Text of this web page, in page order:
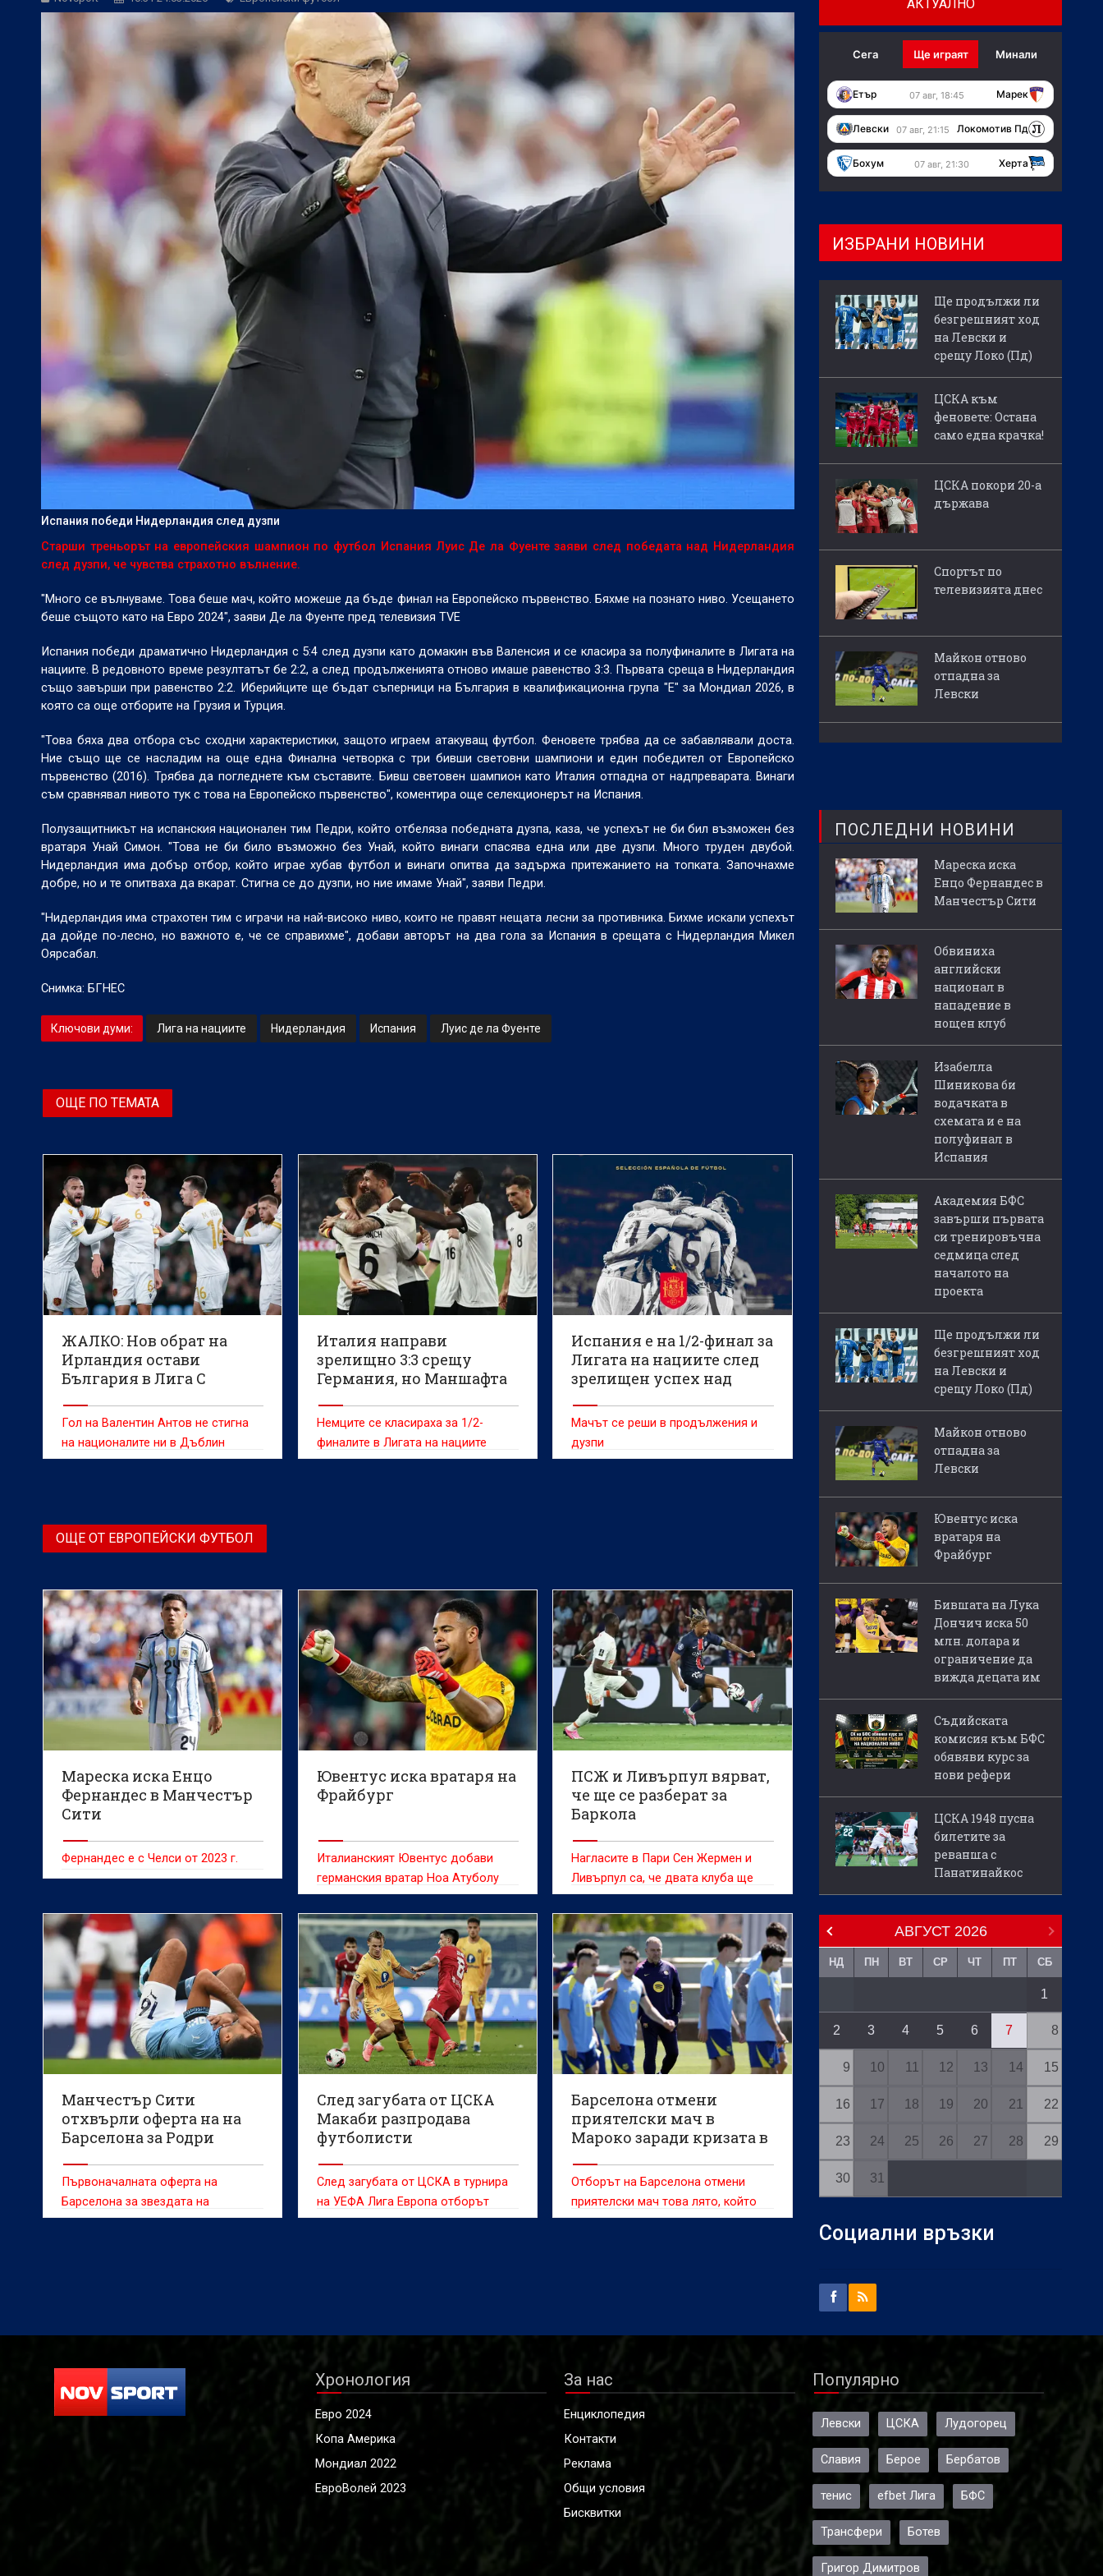
БГ Футбол:ЦСКА към феновете: Остана само една крачка!
БГ Футбол: ЦСКА покори 20-а държава
Испания победи Нидерландия след дузпи
Старши треньорът на европейския шампион по футбол Испания Луис Де ла Фуенте заяви след победата над Нидерландия
след дузпи, че чувства страхотно вълнение.
"Много се вълнуваме. Това беше мач, който можеше да бъде финал на Европейско първенство. Бяхме на познато ниво. Усещането
беше същото като на Евро 2024", заяви Де ла Фуенте пред телевизия TVE
Испания победи драматично Нидерландия с 5:4 след дузпи като домакин във Валенсия и се класира за полуфиналите в Лигата на
нациите. В редовното време резултатът бе 2:2, а след продълженията отново имаше равенство 3:3. Първата среща в Нидерландия
също завърши при равенство 2:2. Иберийците ще бъдат съперници на България в квалификационна група "Е" за Мондиал 2026, в
която са още отборите на Грузия и Турция.
"Това бяха два отбора със сходни характеристики, защото играем атакуващ футбол. Феновете трябва да се забавлявали доста.
Ние също ще се насладим на още една Финална четворка с три бивши световни шампиони и един победител от Европейско
първенство (2016). Трябва да погледнете към съставите. Бивш световен шампион като Италия отпадна от надпреварата. Винаги
съм сравнявал нивото тук с това на Европейско първенство", коментира още селекционерът на Испания.
Полузащитникът на испанския национален тим Педри, който отбеляза победната дузпа, каза, че успехът не би бил възможен без
вратаря Унай Симон. "Това не би било възможно без Унай, който винаги спасява една или две дузпи. Много труден двубой.
Нидерландия има добър отбор, който играе хубав футбол и винаги опитва да задържа притежанието на топката. Започнахме
добре, но и те опитваха да вкарат. Стигна се до дузпи, но ние имаме Унай", заяви Педри.
"Нидерландия има страхотен тим с играчи на най-високо ниво, които не правят нещата лесни за противника. Бихме искали успехът
да дойде по-лесно, но важното е, че се справихме", добави авторът на два гола за Испания в срещата с Нидерландия Микел
Оярсабал.
Снимка: БГНЕС
Ключови думи: Лига на нациите Нидерландия Испания Луис де ла Фуенте
ОЩЕ ПО ТЕМАТА
ЖАЛКО: Нов обрат на
Ирландия остави
България в Лига С
Гол на Валентин Антов не стигна
на националите ни в Дъблин
Италия направи
зрелищно 3:3 срещу
Германия, но Маншафта
съперничеството
(ВИДЕО)
Немците се класираха за 1/2-
финалите в Лигата на нациите
Испания е на 1/2-финал за
Лигата на нациите след
зрелищен успех над
(ВИДЕО)
Мачът се реши в продължения и
дузпи
ОЩЕ ОТ ЕВРОПЕЙСКИ ФУТБОЛ
Мареска иска Енцо
Фернандес в Манчестър
Сити
Фернандес е с Челси от 2023 г.
Ювентус иска вратаря на
Фрайбург
Италианският Ювентус добави
германския вратар Ноа Атуболу
към списъка си с потенциални
трансферни цели, тъй като
футболистът на Фрайбург се
очертава като интригуваща
алтернатива, в случай че
преговорите за Зион Сузуки от
Парма се забавят, информира
calciomercato.com.
ПСЖ и Ливърпул вярват,
че ще се разберат за
Баркола
Нагласите в Пари Сен Жермен и
Ливърпул са, че двата клуба ще
стигнат до споразумение за
трансфера на Брадли Баркола,
твърди "Екип".
Манчестър Сити
отхвърли оферта на на
Барселона за Родри
Първоначалната оферта на
Барселона за звездата на
Манчестър Сити Родри на
След загубата от ЦСКА
Макаби разпродава
футболисти
След загубата от ЦСКА в турнира
на УЕФА Лига Европа отборът
подготвя още изходящи
Барселона отмени
приятелски мач в
Мароко заради кризата в
Отборът на Барселона отмени
приятелски мач това лято, който
трябваше да изиграе в Танжер
АКТУАЛНО
Сега Ще играят Минали
Етър 07 авг, 18:45 Марек
Левски 07 авг, 21:15 Локомотив Пд
Бохум 07 авг, 21:30 Херта
ИЗБРАНИ НОВИНИ
Ще продължи ли
безгрешният ход
на Левски и
срещу Локо (Пд)
ЦСКА към
феновете: Остана
само една крачка!
ЦСКА покори 20-а
държава
Спортът по
телевизията днес
Майкон отново
отпадна за
Левски
ПОСЛЕДНИ НОВИНИ
Мареска иска
Енцо Фернандес в
Манчестър Сити
Обвиниха
английски
национал в
нападение в
нощен клуб
Изабелла
Шиникова би
водачката в
схемата и е на
полуфинал в
Испания
Академия БФС
завърши първата
си тренировъчна
седмица след
началото на
проекта
Ще продължи ли
безгрешният ход
на Левски и
срещу Локо (Пд)
Майкон отново
отпадна за
Левски
Ювентус иска
вратаря на
Фрайбург
Бившата на Лука
Дончич иска 50
млн. долара и
ограничение да
вижда децата им
Съдийската
комисия към БФС
обявяви курс за
нови рефери
ЦСКА 1948 пусна
билетите за
реванша с
Панатинайкос
АВГУСТ 2026
НД ПН ВТ СР ЧТ ПТ СБ
1
2 3 4 5 6 7 8
9 10 11 12 13 14 15
16 17 18 19 20 21 22
23 24 25 26 27 28 29
30 31
Социални връзки
Хронология
Евро 2024
Копа Америка
Мондиал 2022
ЕвроВолей 2023
За нас
Енциклопедия
Контакти
Реклама
Общи условия
Бисквитки
Популярно
Левски ЦСКА Лудогорец
Славия Берое Бербатов
тенис efbet Лига БФС
Трансфери Ботев
Григор Димитров